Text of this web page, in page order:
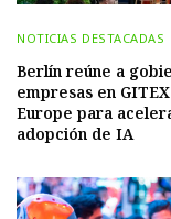
NOTICIAS DESTACADAS
Berlín reúne a
empresas en
Europe para
adopción de IA